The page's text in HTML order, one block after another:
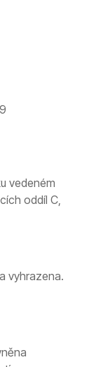
vedeném
oddíl C,
vyhrazena.